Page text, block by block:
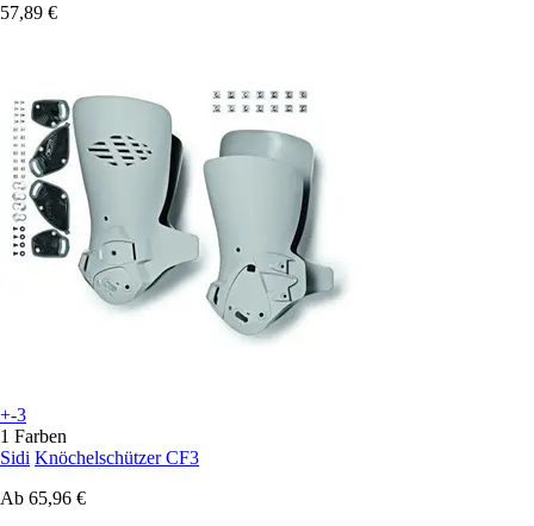
57,89 €
+-3
1 Farben
Sidi Knöchelschützer CF3
Ab 65,96 €